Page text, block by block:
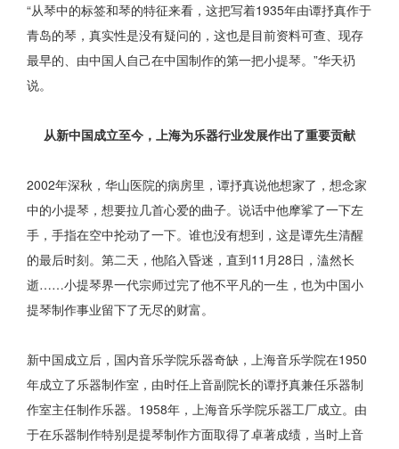
“从琴中的标签和琴的特征来看，这把写着1935年由谭抒真作于
青岛的琴，真实性是没有疑问的，这也是目前资料可查、现存
最早的、由中国人自己在中国制作的第一把小提琴。”华天礽
说。
从新中国成立至今，上海为乐器行业发展作出了重要贡献
2002年深秋，华山医院的病房里，谭抒真说他想家了，想念家
中的小提琴，想要拉几首心爱的曲子。说话中他摩挲了一下左
手，手指在空中抡动了一下。谁也没有想到，这是谭先生清醒
的最后时刻。第二天，他陷入昏迷，直到11月28日，溘然长
逝……小提琴界一代宗师过完了他不平凡的一生，也为中国小
提琴制作事业留下了无尽的财富。
新中国成立后，国内音乐学院乐器奇缺，上海音乐学院在1950
年成立了乐器制作室，由时任上音副院长的谭抒真兼任乐器制
作室主任制作乐器。1958年，上海音乐学院乐器工厂成立。由
于在乐器制作特别是提琴制作方面取得了卓著成绩，当时上音